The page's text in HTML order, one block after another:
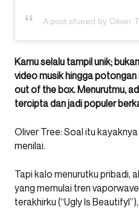
A post shared by Oliver
Kamu selalu tampil unik;
video musik hingga
out of the box. Menurutmu,
tercipta dan jadi populer
Oliver Tree: Soal itu
menilai.
Tapi kalo menurutku pribadi,
yang memulai tren
terakhirku (“Ugly Is